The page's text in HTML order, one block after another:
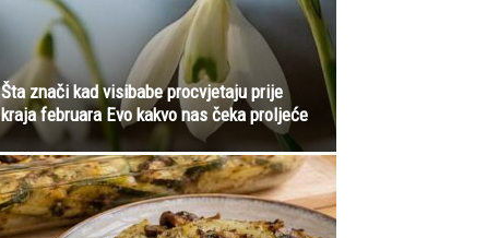
Šta znači kad visibabe procvjetaju prije
kraja februara Evo kakvo nas čeka proljeće